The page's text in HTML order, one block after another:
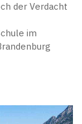
der Verdacht
im